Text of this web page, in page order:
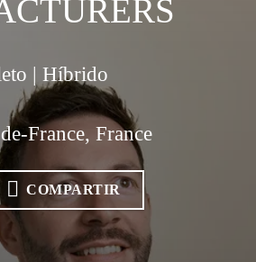
| Híbrido
France, France
COMPARTIR